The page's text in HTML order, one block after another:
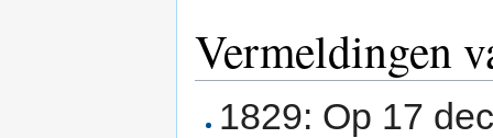
Vermeldingen
1829: Op 17